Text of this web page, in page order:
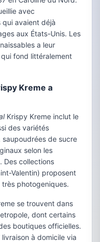
avec
qui avaient déjà
aux États-Unis. Les
a leur
fond littéralement
Kreme a
Krispy Kreme inclut le
des variétés
de sucre
selon les
Des collections
Valentin) proposent
photogeniques.
se trouvent dans
dont certains
boutiques officielles.
à domicile via